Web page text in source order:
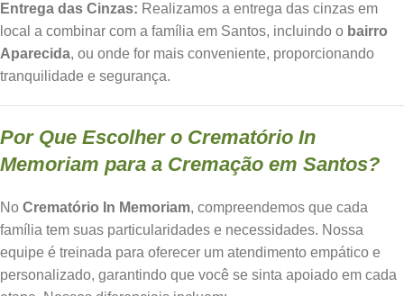
Entrega das Cinzas: Realizamos a entrega das cinzas em
local a combinar com a família em Santos, incluindo o bairro
Aparecida, ou onde for mais conveniente, proporcionando
tranquilidade e segurança.
Por Que Escolher o Crematório In
Memoriam para a Cremação em Santos?
No Crematório In Memoriam, compreendemos que cada
família tem suas particularidades e necessidades. Nossa
equipe é treinada para oferecer um atendimento empático e
personalizado, garantindo que você se sinta apoiado em cada